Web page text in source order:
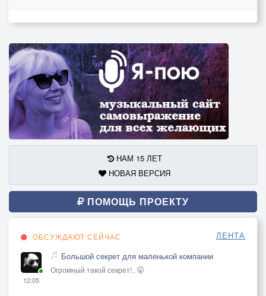
НАМ 15 ЛЕТ
НОВАЯ ВЕРСИЯ
ПОМОЩЬ ПРОЕКТУ
ОБСУЖДАЮТ СЕЙЧАС ЛЕНТА
12:05
Большой секрет для маленькой компании
Огромный такой секрет!.. 🤫